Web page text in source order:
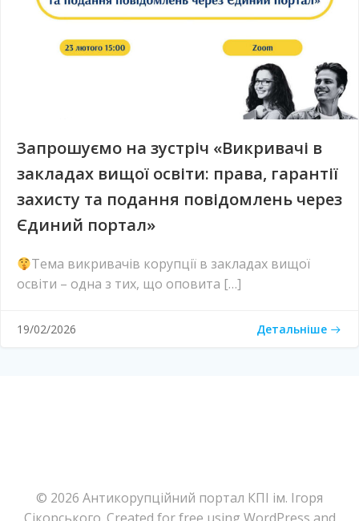
Запрошуємо на зустріч «Викривачі в
закладах вищої освіти: права, гарантії
захисту та подання повідомлень через
Єдиний портал»
Тема викривачів корупції в закладах вищої
освіти – одна з тих, що оповита […]
19/02/2026 Детальніше
© 2026 Антикорупційний портал КПІ ім. Ігоря